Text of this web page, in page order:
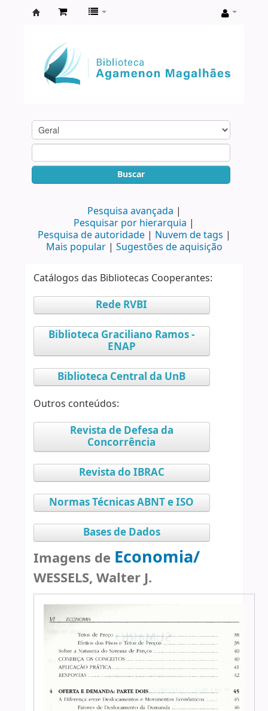
Agamenon
Magalhães
Buscar
Pesquisa avançada
Pesquisar por hierarquia
Pesquisa de autoridade
Nuvem de tags
Mais popular
Sugestões de aquisição
Catálogos das Bibliotecas Cooperantes:
Rede RVBI
Biblioteca Graciliano Ramos -
ENAP
Biblioteca Central da UnB
Outros conteúdos:
Revista de Defesa da
Concorrência
Revista do IBRAC
Normas Técnicas ABNT e ISO
Bases de Dados
Imagens de Economia/
WESSELS, Walter J.